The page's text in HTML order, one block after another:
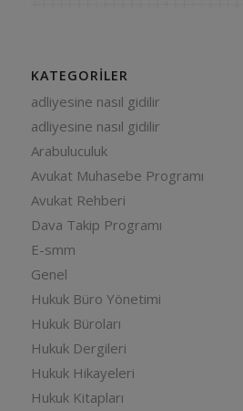
KATEGORILER
adliyesine nasıl gidilir
adliyesine nasıl gidilir
Arabuluculuk
Avukat Muhasebe Programı
Avukat Rehberi
Dava Takip Programı
E-smm
Genel
Hukuk Büro Yönetimi
Hukuk Büroları
Hukuk Dergileri
Hukuk Hikayeleri
Hukuk Kitapları